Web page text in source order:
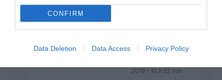
CONFIRM
Data Deletion Data Access Privacy Policy
2018 - 10 h 52 min